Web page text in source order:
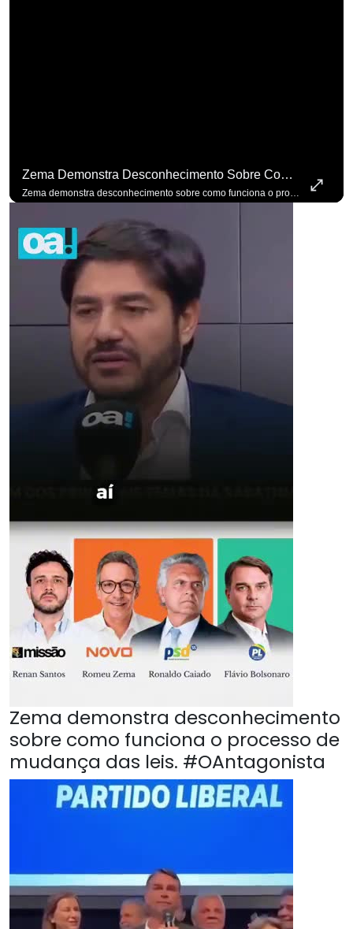
Zema Demonstra Desconhecimento Sobre Como Funciona O Processo De Mudança Das Leis. #OAntagonista
Zema demonstra desconhecimento sobre como funciona o processo de mudança das leis. #OAntagonista Se você busca informação com credibilidade, inscreva-se agora e ative o
para não perder nenhuma
Zema demonstra desconhecimento
sobre como funciona o processo de
mudança das leis. #OAntagonista